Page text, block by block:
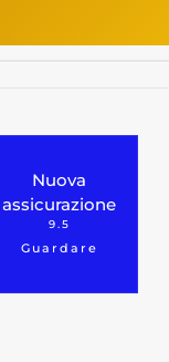
Nuova
assicurazione
9.5
Guardare